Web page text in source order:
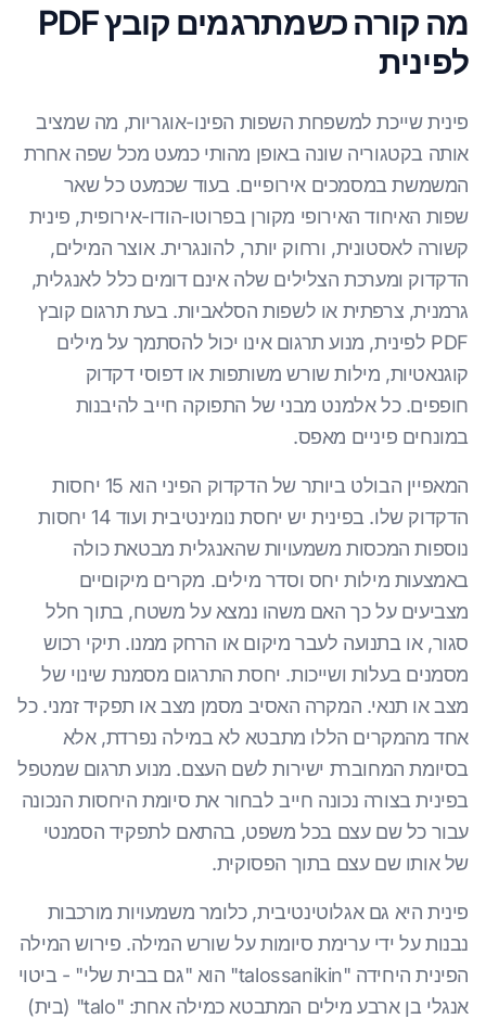
מה קורה כשמתרגמים קובץ PDF
לפינית
פינית שייכת למשפחת השפות הפינו-אוגריות, מה שמציב
אותה בקטגוריה שונה באופן מהותי כמעט מכל שפה אחרת
המשמשת במסמכים אירופיים. בעוד שכמעט כל שאר
שפות האיחוד האירופי מקורן בפרוטו-הודו-אירופית, פינית
קשורה לאסטונית, ורחוק יותר, להונגרית. אוצר המילים,
הדקדוק ומערכת הצלילים שלה אינם דומים כלל לאנגלית,
גרמנית, צרפתית או לשפות הסלאביות. בעת תרגום קובץ
PDF לפינית, מנוע תרגום אינו יכול להסתמך על מילים
קוגנאטיות, מילות שורש משותפות או דפוסי דקדוק
חופפים. כל אלמנט מבני של התפוקה חייב להיבנות
במונחים פיניים מאפס.
המאפיין הבולט ביותר של הדקדוק הפיני הוא 15 יחסות
הדקדוק שלו. בפינית יש יחסת נומינטיבית ועוד 14 יחסות
נוספות המכסות משמעויות שהאנגלית מבטאת כולה
באמצעות מילות יחס וסדר מילים. מקרים מיקוםיים
מצביעים על כך האם משהו נמצא על משטח, בתוך חלל
סגור, או בתנועה לעבר מיקום או הרחק ממנו. תיקי רכוש
מסמנים בעלות ושייכות. יחסת התרגום מסמנת שינוי של
מצב או תנאי. המקרה האסיב מסמן מצב או תפקיד זמני. כל
אחד מהמקרים הללו מתבטא לא במילה נפרדת, אלא
בסיומת המחוברת ישירות לשם העצם. מנוע תרגום שמטפל
בפינית בצורה נכונה חייב לבחור את סיומת היחסות הנכונה
עבור כל שם עצם בכל משפט, בהתאם לתפקיד הסמנטי
של אותו שם עצם בתוך הפסוקית.
פינית היא גם אגלוטינטיבית, כלומר משמעויות מורכבות
נבנות על ידי ערימת סיומות על שורש המילה. פירוש המילה
הפינית היחידה "talossanikin" הוא "גם בבית שלי" - ביטוי
אנגלי בן ארבע מילים המתבטא כמילה אחת: "talo" (בית)